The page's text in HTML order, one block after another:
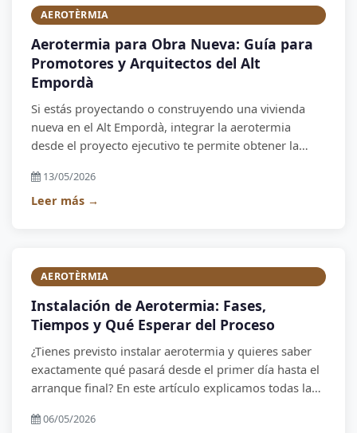
AEROTÈRMIA
Aerotermia para Obra Nueva: Guía para
Promotores y Arquitectos del Alt
Empordà
Si estás proyectando o construyendo una vivienda
nueva en el Alt Empordà, integrar la aerotermia
desde el proyecto ejecutivo te permite obtener la
unos costes de construcción optimizados. Guía
completa para promotores y arquitectos.
13/05/2026
Leer más →
AEROTÈRMIA
Instalación de Aerotermia: Fases,
Tiempos y Qué Esperar del Proceso
¿Tienes previsto instalar aerotermia y quieres saber
exactamente qué pasará desde el primer día hasta el
arranque final? En este artículo explicamos todas las
una y si la casa es habitable durante las obras.
06/05/2026